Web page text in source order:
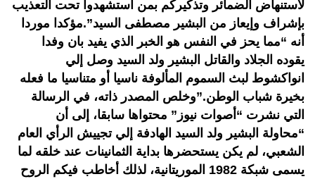
لاستنهاض الضمائر وتذكيركم بمن استشهدوا تحت التعذيب
بإشراف وإيعاز من البشير مصطفى السيد”.مؤكدا موردا
أنه “مما يحز في النفس هو الخبر الذي يفيد بان وفدا
يقوده الجلاد والقاتل البشير ولد السيد وصل إلي
انواكشوط لبث السموم المألوفة ناسيا أو متناسيا ما فعله
بخيرة شباب الوطن.”وخلص المصدر ذاته، في الرسالة
التي نشرت “أصوات نيوز” محتواها سابقا، إلى أن
“محاولة البشير ولد السيد الهادفة إلي تجييش الرأي العام
الشعبي، لم يكن يستحضرها بداية الثمانينات عند خلقه لما
يسمى شبكة 1982 الموريتانية، لذلك أخاطب فيكم الروح